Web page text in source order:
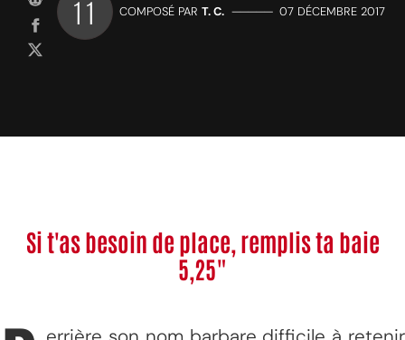
11 COMPOSÉ PAR T. C. ————— 07 DÉCEMBRE 2017
Si t'as besoin de place, remplis ta baie
5,25"